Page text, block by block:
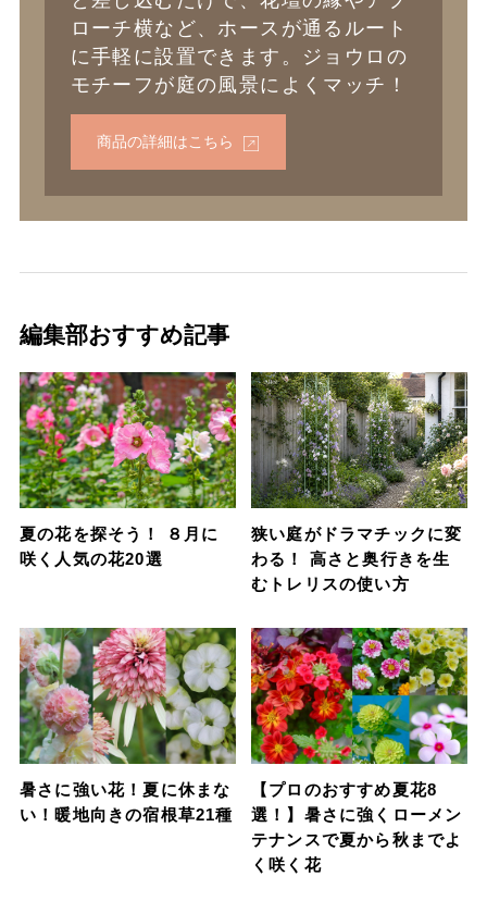
ローチ横など、ホースが通るルート
に手軽に設置できます。ジョウロの
モチーフが庭の風景によくマッチ！
商品の詳細はこちら
編集部おすすめ記事
夏の花を探そう！ ８月に
咲く人気の花20選
狭い庭がドラマチックに変
わる！ 高さと奥行きを生
むトレリスの使い方
暑さに強い花！夏に休まな
い！暖地向きの宿根草21種
【プロのおすすめ夏花8
選！】暑さに強くローメン
テナンスで夏から秋までよ
く咲く花